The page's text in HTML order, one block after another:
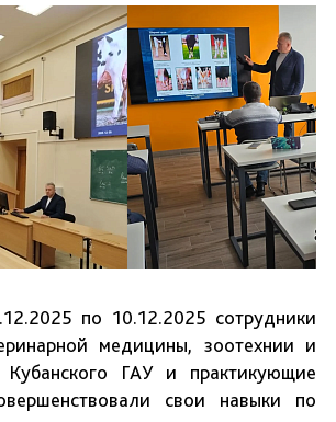
по 10.12.2025 сотрудники
медицины, зоотехнии и
Кубанского ГАУ и практикующие
свои навыки по